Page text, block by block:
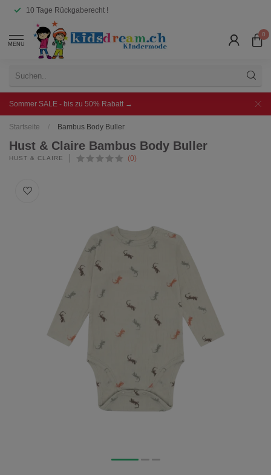
10 Tage Rückgaberecht !
MENU
0
Sommer SALE - bis zu 50% Rabatt →
Startseite / Bambus Body Buller
Hust & Claire Bambus Body Buller
HUST & CLAIRE (0)